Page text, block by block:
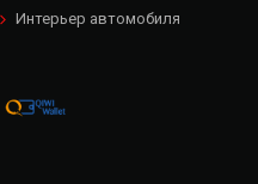
Интерьер автомобиля